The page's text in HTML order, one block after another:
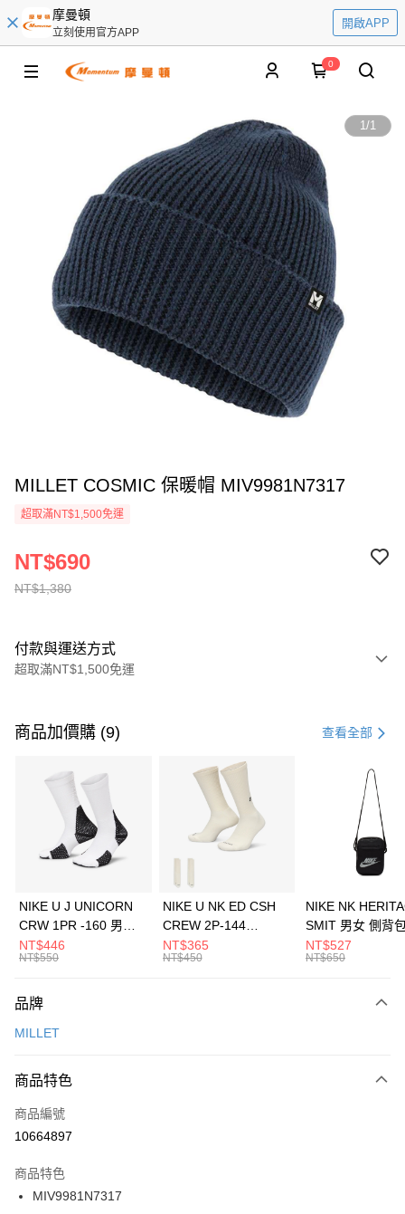
摩曼頓
立刻使用官方APP
開啟APP
0
1/1
MILLET COSMIC 保暖帽 MIV9981N7317
超取滿NT$1,500免運
NT$1,380
NT$690
付款與運送方式
超取滿NT$1,500免運
信用卡一次付款
3 期 0 利率 每期 21家銀行
合作金庫商業銀行
第一商業銀行
華南商業銀行
彰化商業銀行
上海商業儲蓄銀行
元大商業銀行
台灣樂天信用卡公司
Apple Pay
全盈+PAY
AFTEE先享後付
【關於「AFTEE先享後付」】
便利好安心！
３．安心：先確認商品／服務後，再付款。
【「AFTEE先享後付」結帳流程】
１．於結帳方式選擇「AFTEE先享後付」後，將跳轉至「AFTEE先享後付」
２．訂單成立數日內，您將收到繳費通知簡訊。
３．收到繳費通知簡訊後14天內，點擊此簡訊中的連結，可透過四大超商／
ATM／網路銀行／等多元方式進行付款，方視為交易完成。
運送方式
每筆NT$100，滿NT$1,500(含以上)免運費
宅配
每筆NT$100，滿NT$1,500(含以上)免運費
付款後門市自取
每筆NT$100，滿NT$1,500(含以上)免運費
商品加價購 (9) 查看全部
NIKE U J UNICORN
CRW 1PR -160 男女
中統襪 FZ3393100
NT$446
NT$550
NIKE U NK ED CSH
CREW 2P-144
EMBRDY 男女 短統襪
FZ3073133
NT$365
NT$450
NIKE NK
SMIT 男女 側背
BA5871010
NT$527
NT$650
品牌
MILLET
商品特色
商品編號
10664897
商品特色
MIV9981N7317